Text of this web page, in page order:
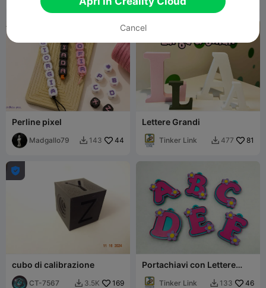
Perline pixel
Madgallo79  143 44
Lettere Grandi
Tinker Link  477 81

cubo di calibrazione
CT-7567  3.5K 169
Portachiavi con Lettere
Floreali
Tinker Link  133 46
Cancel